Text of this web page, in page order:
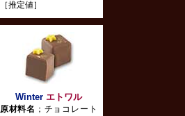
［推定値］
Winterエトワル
原材料名 ；チョコレート